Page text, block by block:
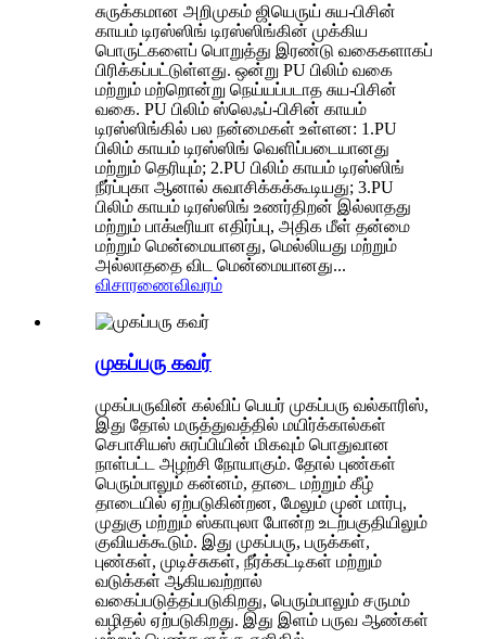
சுருக்கமான அறிமுகம் ஜியெருய் சுய-பிசின்
காயம் டிரஸ்ஸிங் டிரஸ்ஸிங்கின் முக்கிய
பொருட்களைப் பொறுத்து இரண்டு வகைகளாகப்
பிரிக்கப்பட்டுள்ளது. ஒன்று PU பிலிம் வகை
மற்றும் மற்றொன்று நெய்யப்படாத சுய-பிசின்
வகை. PU பிலிம் ஸ்லெஃப்-பிசின் காயம்
டிரஸ்ஸிங்கில் பல நன்மைகள் உள்ளன: 1.PU
பிலிம் காயம் டிரஸ்ஸிங் வெளிப்படையானது
மற்றும் தெரியும்; 2.PU பிலிம் காயம் டிரஸ்ஸிங்
நீர்ப்புகா ஆனால் சுவாசிக்கக்கூடியது; 3.PU
பிலிம் காயம் டிரஸ்ஸிங் உணர்திறன் இல்லாதது
மற்றும் பாக்டீரியா எதிர்ப்பு, அதிக மீள் தன்மை
மற்றும் மென்மையானது, மெல்லியது மற்றும்
அல்லாததை விட மென்மையானது...
விசாரணைவிவரம்
முகப்பரு கவர்
முகப்பருவின் கல்விப் பெயர் முகப்பரு வல்காரிஸ்,
இது தோல் மருத்துவத்தில் மயிர்க்கால்கள்
செபாசியஸ் சுரப்பியின் மிகவும் பொதுவான
நாள்பட்ட அழற்சி நோயாகும். தோல் புண்கள்
பெரும்பாலும் கன்னம், தாடை மற்றும் கீழ்
தாடையில் ஏற்படுகின்றன, மேலும் முன் மார்பு,
முதுகு மற்றும் ஸ்காபுலா போன்ற உடற்பகுதியிலும்
குவியக்கூடும். இது முகப்பரு, பருக்கள்,
புண்கள், முடிச்சுகள், நீர்க்கட்டிகள் மற்றும்
வடுக்கள் ஆகியவற்றால்
வகைப்படுத்தப்படுகிறது, பெரும்பாலும் சருமம்
வழிதல் ஏற்படுகிறது. இது இளம் பருவ ஆண்கள்